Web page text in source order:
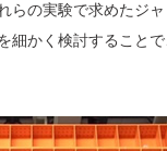
らの実験で求めたジ
細かく検討すること